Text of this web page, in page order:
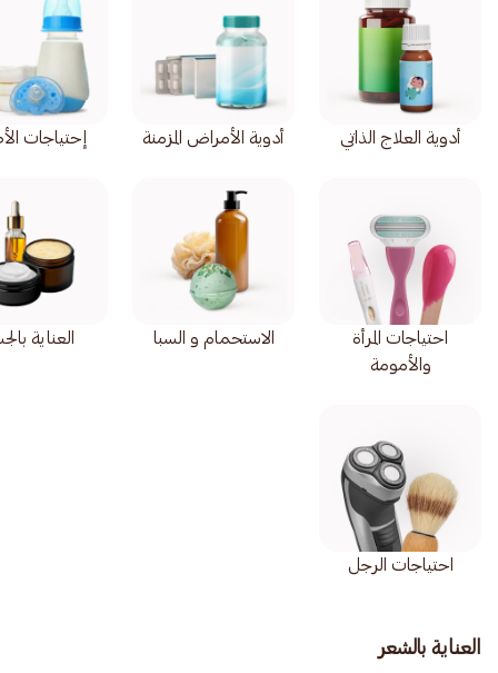
أدوية العلاج الذاتي أدوية الأمراض المزمنة إحتياجات
احتياجات المرأة
والأمومة
الاستحمام و السبا العناية
احتياجات الرجل
العناية بالشعر